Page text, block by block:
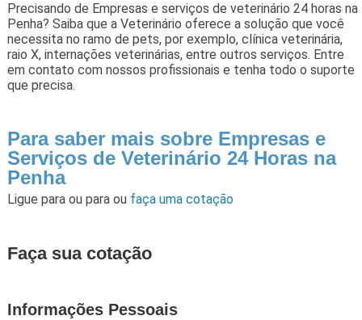
Precisando de Empresas e serviços de veterinário 24 horas na
Penha? Saiba que a Veterinário oferece a solução que você
necessita no ramo de pets, por exemplo, clínica veterinária,
raio X, internações veterinárias, entre outros serviços. Entre
em contato com nossos profissionais e tenha todo o suporte
que precisa.
Para saber mais sobre Empresas e
Serviços de Veterinário 24 Horas na
Penha
Ligue para ou para ou faça uma cotação
Faça sua cotação
Informações Pessoais